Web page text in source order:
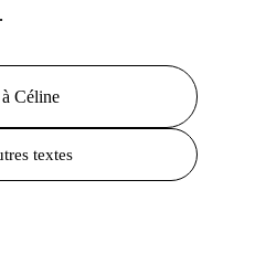
Céline
textes